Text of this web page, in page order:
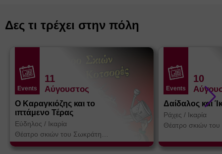
Δες τι τρέχει στην πόλη
Events
11
Αύγουστος
Ο Καραγκιόζης και το
ιπτάμενο Τέρας
Εύδηλος / Ικαρία
Θέατρο σκιών του Σωκράτη
Κοτσορέ
Events
10
Δαίδαλος και
Ράχες / Ικαρία
Θέατρο σκιών